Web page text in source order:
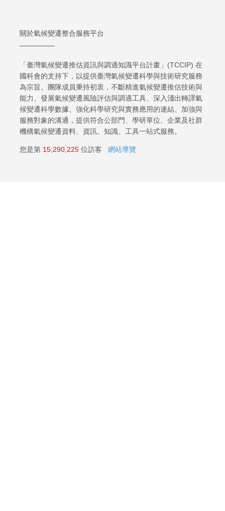
關於氣候變遷整合服務平台
「臺灣氣候變遷推估資訊與調適知識平台計畫」(TCCIP) 在
國科會的支持下，以提供臺灣氣候變遷科學與技術研究服務
為宗旨。團隊成員秉持初衷，不斷精進氣候變遷推估技術與
能力、發展氣候變遷風險評估與調適工具、深入淺出轉譯氣
候變遷科學數據、強化科學研究與實務應用的連結、加強與
服務對象的溝通，提供符合公部門、學研單位、企業及社群
機構氣候變遷資料、資訊、知識、工具一站式服務。
您是第 15,290,225 位訪客 網站導覽